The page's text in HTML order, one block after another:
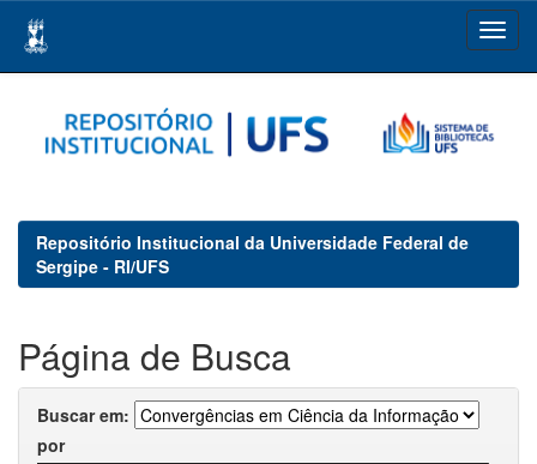
navigation
Repositório Institucional da Universidade Federal de
Sergipe - RI/UFS
Página de Busca
Buscar em:
por